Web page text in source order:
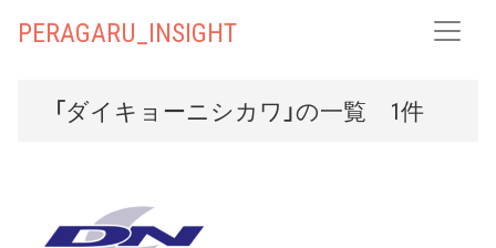
PERAGARU_INSIGHT
「ダイキョーニシカワ」の一覧 1件